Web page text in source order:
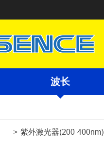
波长
紫外激光器(200-400nm)